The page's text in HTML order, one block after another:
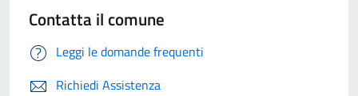
Contatta il comune
Leggi le domande frequenti
Richiedi Assistenza